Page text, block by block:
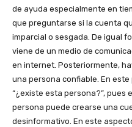
de ayuda especialmente en
que preguntarse si la cuenta
imparcial o sesgada. De igual
viene de un medio de
en internet. Posteriormente,
una persona confiable. En
“¿existe esta persona?”, pues
persona puede crearse una
desinformativo. En este